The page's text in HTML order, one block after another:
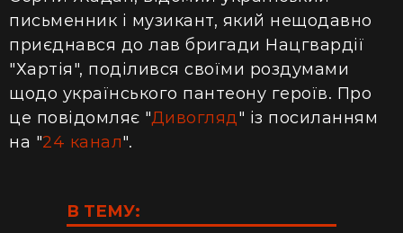
письменник і музикант, який нещодавно
приєднався до лав бригади Нацгвардії
"Хартія", поділився своїми роздумами
щодо українського пантеону героїв. Про
це повідомляє "Дивогляд" із посиланням
на "24 канал".
В ТЕМУ: